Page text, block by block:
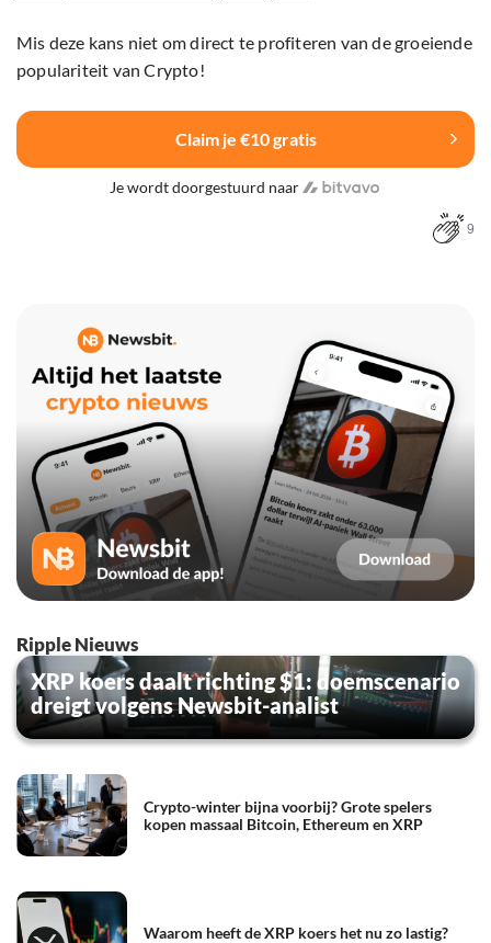
Mis deze kans niet om direct te profiteren van de groeiende
populariteit van Crypto!
Claim je €10 gratis
Je wordt doorgestuurd naar
9
Ripple Nieuws
XRP koers daalt richting $1: doemscenario
dreigt volgens Newsbit-analist
Crypto-winter bijna voorbij? Grote spelers
kopen massaal Bitcoin, Ethereum en XRP
Waarom heeft de XRP koers het nu zo lastig?